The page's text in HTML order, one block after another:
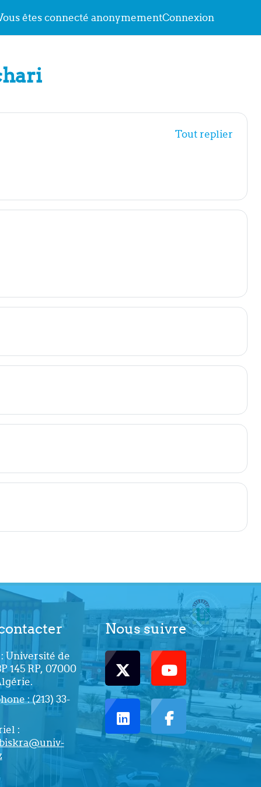
êtes connecté anonymementConnexion
Tout replier
Université de
145 RP, 07000
: (213) 33-
:
Nous suivre